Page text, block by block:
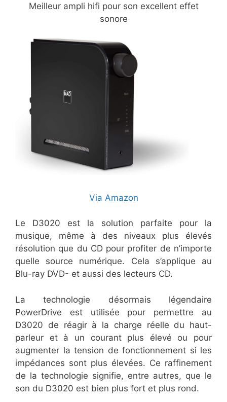
Meilleur ampli hifi pour son excellent effet
sonore
Via Amazon
Le D3020 est la solution parfaite pour la
musique, même à des niveaux plus élevés
résolution que du CD pour profiter de n’importe
quelle source numérique. Cela s’applique au
Blu-ray DVD- et aussi des lecteurs CD.
La technologie désormais légendaire
PowerDrive est utilisée pour permettre au
D3020 de réagir à la charge réelle du haut-
parleur et à un courant plus élevé ou pour
augmenter la tension de fonctionnement si les
impédances sont plus élevées. Ce raffinement
de la technologie signifie, entre autres, que le
son du D3020 est bien plus fort et plus rond.